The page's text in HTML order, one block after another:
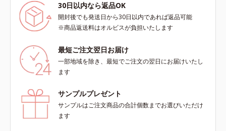
30日以内なら返品OK
開封後でも発送日から30日以内であれば返品可能
※商品返送料はオルビスが負担いたします
最短ご注文翌日お届け
一部地域を除き、最短でご注文の翌日にお届けいたし
ます
サンプルプレゼント
サンプルはご注文商品の合計個数までお選びいただけ
ます